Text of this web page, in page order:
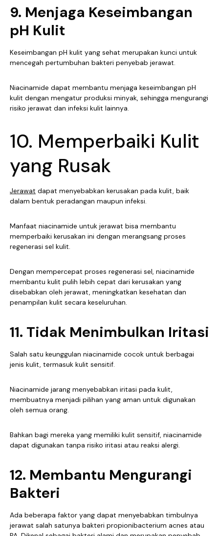
9. Menjaga Keseimbangan
pH Kulit
Keseimbangan pH kulit yang sehat merupakan kunci untuk
mencegah pertumbuhan bakteri penyebab jerawat.
Niacinamide dapat membantu menjaga keseimbangan pH
kulit dengan mengatur produksi minyak, sehingga mengurangi
risiko jerawat dan infeksi kulit lainnya.
10. Memperbaiki Kulit
yang Rusak
Jerawat dapat menyebabkan kerusakan pada kulit, baik
dalam bentuk peradangan maupun infeksi.
Manfaat niacinamide untuk jerawat bisa membantu
memperbaiki kerusakan ini dengan merangsang proses
regenerasi sel kulit.
Dengan mempercepat proses regenerasi sel, niacinamide
membantu kulit pulih lebih cepat dari kerusakan yang
disebabkan oleh jerawat, meningkatkan kesehatan dan
penampilan kulit secara keseluruhan.
11. Tidak Menimbulkan Iritasi
Salah satu keunggulan niacinamide cocok untuk berbagai
jenis kulit, termasuk kulit sensitif.
Niacinamide jarang menyebabkan iritasi pada kulit,
membuatnya menjadi pilihan yang aman untuk digunakan
oleh semua orang.
Bahkan bagi mereka yang memiliki kulit sensitif, niacinamide
dapat digunakan tanpa risiko iritasi atau reaksi alergi.
12. Membantu Mengurangi
Bakteri
Ada beberapa faktor yang dapat menyebabkan timbulnya
jerawat salah satunya bakteri propionibacterium acnes atau